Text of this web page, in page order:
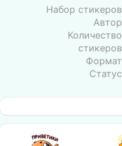
Набор стикеров
Автор
Количество
стикеров
Формат
Статус